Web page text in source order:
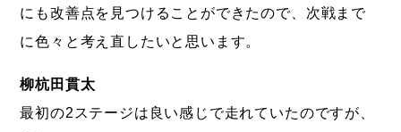
にも改善点を見つけることができたので、次戦まで
に色々と考え直したいと思います。
柳杭田貫太
最初の2ステージは良い感じで走れていたのですが、